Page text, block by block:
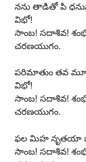
నను తాడితో పి
విభో!
సాంబ! సదాశివ!
చరణయుగం.
పరిమాతుం తవ
విభో!
సాంబ! సదాశివ!
చరణయుగం.
ఫల మిహ నృతయా
సాంబ! సదాశివ!